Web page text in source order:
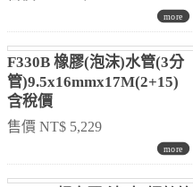
W330FRS 不鏽鋼外殼 水管
9.5x16mmx14M(2+12) 含稅
售價 NT$ 10,164